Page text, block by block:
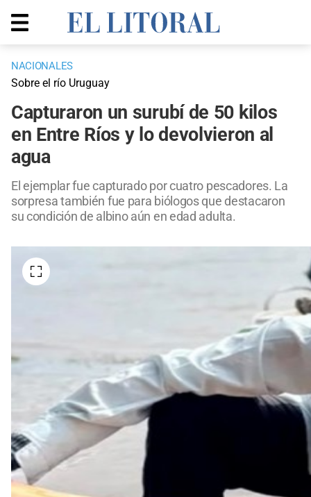
NACIONALES
Sobre el río Uruguay
Capturaron un surubí de 50 kilos
en Entre Ríos y lo devolvieron al
agua
El ejemplar fue capturado por cuatro pescadores. La
sorpresa también fue para biólogos que destacaron
su condición de albino aún en edad adulta.